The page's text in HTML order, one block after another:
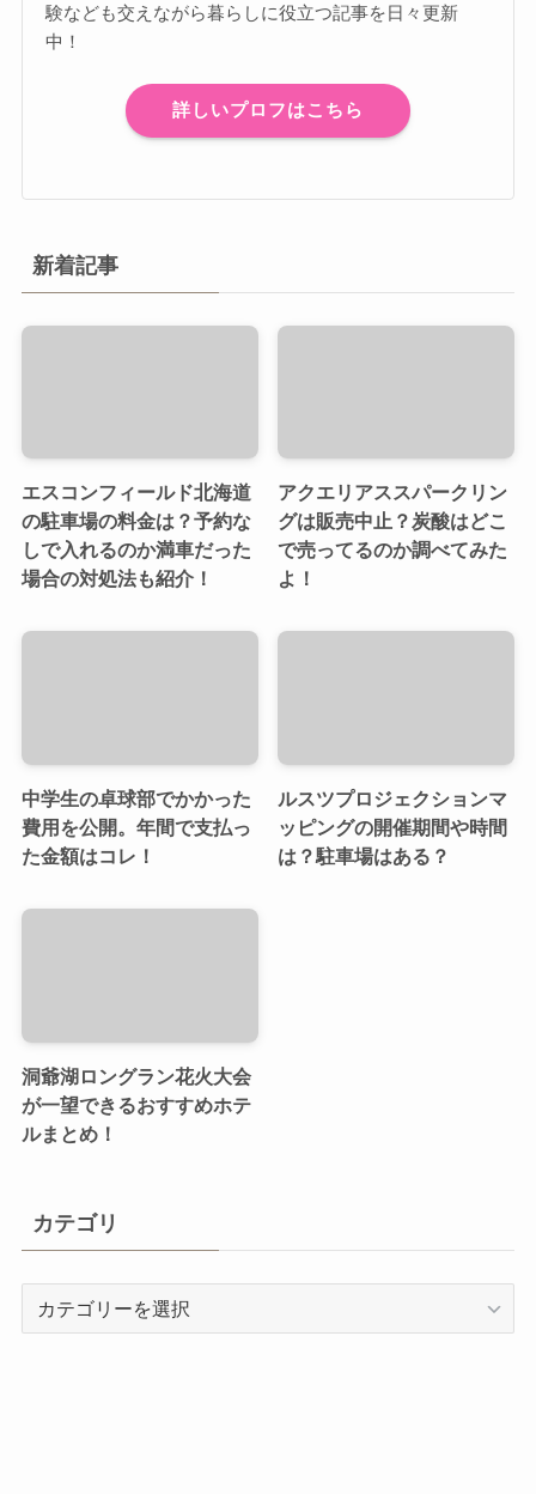
験なども交えながら暮らしに役立つ記事を日々更新
中！
詳しいプロフはこちら
新着記事
エスコンフィールド北海道
の駐車場の料金は？予約な
しで入れるのか満車だった
場合の対処法も紹介！
アクエリアススパークリン
グは販売中止？炭酸はどこ
で売ってるのか調べてみた
よ！
中学生の卓球部でかかった
費用を公開。年間で支払っ
た金額はコレ！
ルスツプロジェクションマ
ッピングの開催期間や時間
は？駐車場はある？
洞爺湖ロングラン花火大会
が一望できるおすすめホテ
ルまとめ！
カテゴリ